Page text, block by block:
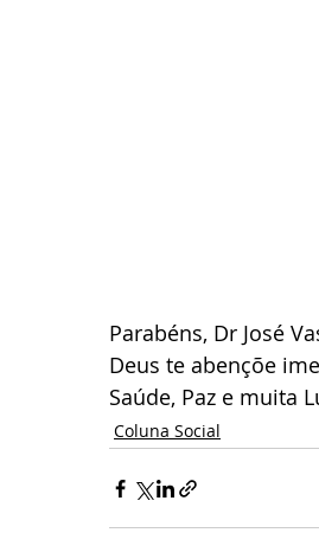
Parabéns, Dr José
Deus te abençõe
Saúde, Paz e muita
Coluna Social